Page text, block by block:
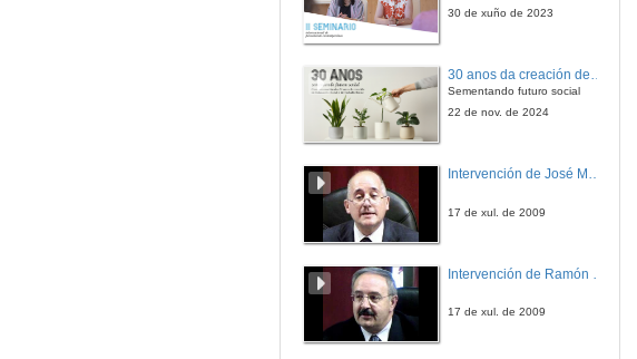
30 de xuño de 2023
Sementando futuro social
22 de nov. de 2024
Intervención de José Maria Barja
17 de xul. de 2009
17 de xul. de 2009